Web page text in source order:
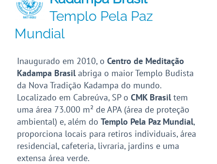
Templo Pela Paz
Mundial
Inaugurado em 2010, o Centro de Meditação
Kadampa Brasilabriga o maior Templo Budista
da Nova Tradição Kadampa do mundo.
Localizado em Cabreúva, SP o CMK Brasiltem
uma área 73.000 m² de APA (área de proteção
ambiental) e, além do Templo Pela Paz Mundial,
proporciona locais para retiros individuais, área
residencial, cafeteria, livraria, jardins e uma
extensa área verde.